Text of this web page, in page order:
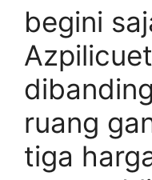
begini
ruang
tiga